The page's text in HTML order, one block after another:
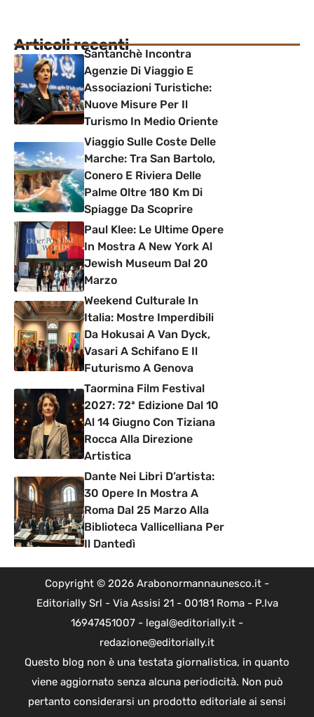
Articoli recentiSantanchè Incontra
Agenzie Di Viaggio E
Associazioni Turistiche:
Nuove Misure Per Il
Turismo In Medio Oriente
Viaggio Sulle Coste Delle
Marche: Tra San Bartolo,
Conero E Riviera Delle
Palme Oltre 180 Km Di
Spiagge Da Scoprire
Paul Klee: Le Ultime Opere
In Mostra A New York Al
Jewish Museum Dal 20
Marzo
Weekend Culturale In
Italia: Mostre Imperdibili
Da Hokusai A Van Dyck,
Vasari A Schifano E Il
Futurismo A Genova
Taormina Film Festival
2027: 72ª Edizione Dal 10
Al 14 Giugno Con Tiziana
Rocca Alla Direzione
Artistica
Dante Nei Libri D’artista:
30 Opere In Mostra A
Roma Dal 25 Marzo Alla
Biblioteca Vallicelliana Per
Il Dantedì
Copyright © 2026 Arabonormannaunesco.it -
Editorially Srl - Via Assisi 21 - 00181 Roma - P.Iva
16947451007 - legal@editorially.it -
redazione@editorially.it
Questo blog non è una testata giornalistica, in quanto
viene aggiornato senza alcuna periodicità. Non può
pertanto considerarsi un prodotto editoriale ai sensi